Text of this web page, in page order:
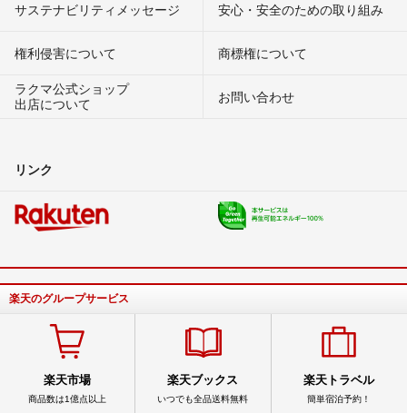
サステナビリティメッセージ 安心・安全のための取り組み
権利侵害について
商標権について
ラクマ公式ショップ
出店について
お問い合わせ
リンク
楽天のグループサービス
楽天市場
商品数は1億点以上
楽天ブックス
いつでも全品送料無料
楽天トラベル
簡単宿泊予約！